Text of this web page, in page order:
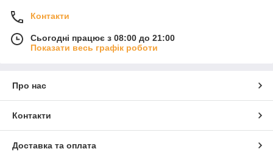
Контакти
Сьогодні працює з 08:00 до 21:00
Показати весь графік роботи
Про нас
Контакти
Доставка та оплата